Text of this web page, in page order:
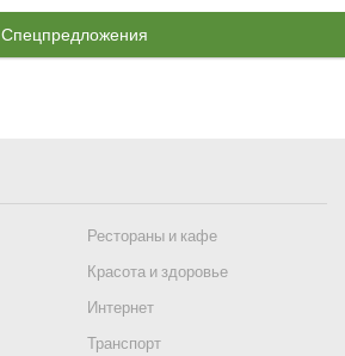
Спецпредложения
Рестораны и кафе
Красота и здоровье
Интернет
Транспорт